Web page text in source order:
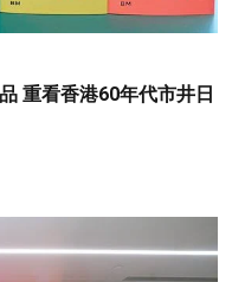
重看香港60年代市井日